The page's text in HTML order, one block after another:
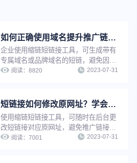
如何正确使用域名提升推广链接点击率？
企业使用缩链短链接工具，可生成带有
专属域名或品牌域名的短链，避免因他
人违规受到封禁牵连，大大降低链接打
信任度，强化企业品牌知名度与影响
阅读：8820 2023-07-31
短链接如何修改原网址？学会这招，让推广更轻松
使用缩链短链接工具，可随时在后台更
改短链接对应原网址，避免推广链接因
为原链接影响出现打不开等情况。若短
阅读：7001 2023-07-31